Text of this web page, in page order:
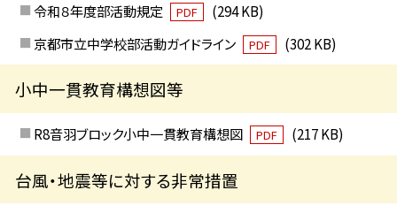
令和８年度部活動規定 PDF
(294 KB)
京都市立中学校部活動ガイドライン
PDF (302 KB)
小中一貫教育構想図等
R8音羽ブロック小中一貫教育構想図 PDF (217 KB)
台風・地震等に対する非常措置